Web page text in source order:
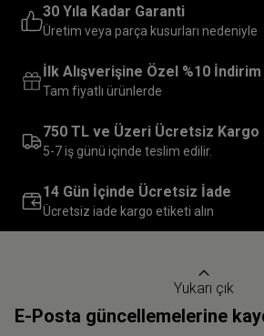
30 Yıla Kadar Garanti
Üretim veya parça kusurları nedeniyle
İlk Alışverişine Özel %10 İndirim
Tam fiyatlı ürünlerde
750 TL ve Üzeri Ücretsiz Kargo
5-7 iş günü içinde teslim edilir.
14 Gün İçinde Ücretsiz İade
Ücretsiz iade kargo etiketi alın
Yukarı çık
E-Posta güncellemelerine